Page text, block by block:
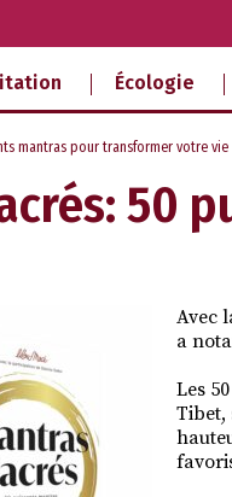
Écologie
mantras pour transformer votre vie
50
Avec
a
Les
Tibet,